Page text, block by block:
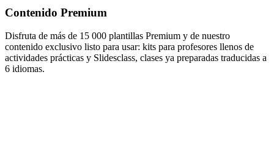
Contenido Premium
Disfruta de más de 15 000 plantillas Premium y de nuestro
contenido exclusivo listo para usar: kits para profesores llenos de
actividades prácticas y Slidesclass, clases ya preparadas traducidas a
6 idiomas.